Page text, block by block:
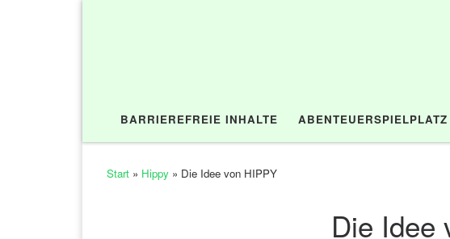
BARRIEREFREIE INHALTE ABENTEUERSPIELPLATZ
Start » Hippy » Die Idee von HIPPY
Die Idee